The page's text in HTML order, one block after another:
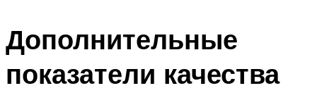
Дополнительные
показатели качества